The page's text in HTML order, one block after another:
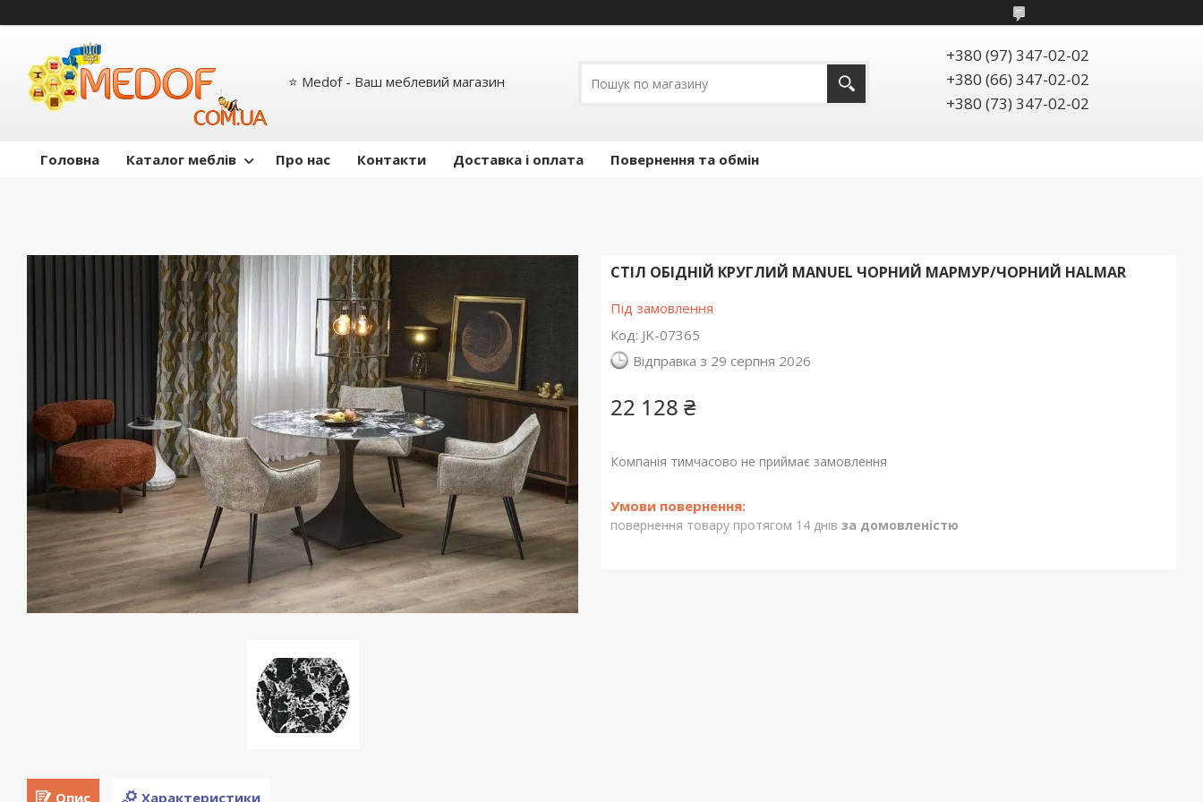
⭐ Medof - Ваш меблевий магазин
+380 (97) 347-02-02
+380 (66) 347-02-02
+380 (73) 347-02-02
Головна Каталог меблів Про нас Контакти Доставка і оплата Повернення та обмін
СТІЛ ОБІДНІЙ КРУГЛИЙ MANUEL ЧОРНИЙ МАРМУР/ЧОРНИЙ HALMAR
Під замовлення
Код: JK-07365
Відправка з 29 серпня 2026
22 128 ₴
Компанія тимчасово не приймає замовлення
повернення товару протягом 14 днів за домовленістю
Опис Характеристики